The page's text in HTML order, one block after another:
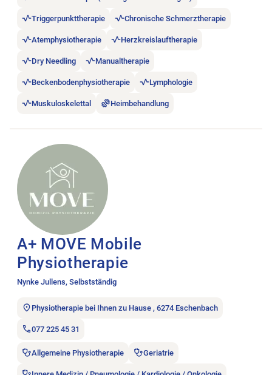
Triggerpunkttherapie Chronische Schmerztherapie
Atemphysiotherapie Herzkreislauftherapie
Dry Needling Manualtherapie
Beckenbodenphysiotherapie Lymphologie
Muskuloskelettal Heimbehandlung
A+ MOVE Mobile
Physiotherapie
Nynke Jullens, Selbstständig
Physiotherapie bei Ihnen zu Hause , 6274 Eschenbach
077 225 45 31
Allgemeine Physiotherapie Geriatrie